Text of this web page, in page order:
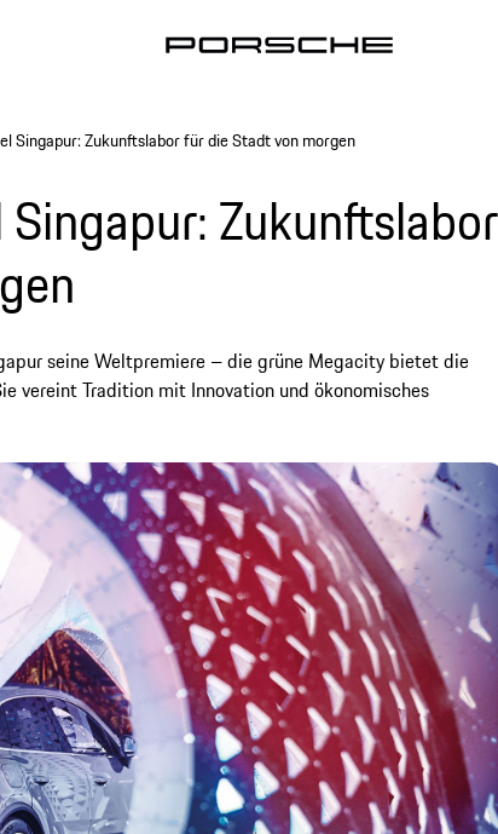
Singapur: Zukunftslabor für die Stadt von morgen
Zukunftslabor
seine Weltpremiere – die grüne Megacity bietet die
vereint Tradition mit Innovation und ökonomisches